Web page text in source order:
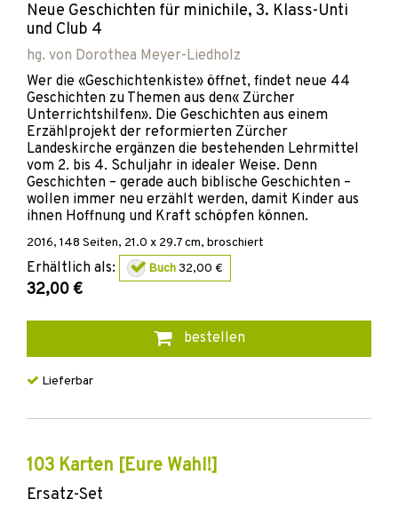
Neue Geschichten für minichile, 3. Klass-Unti
und Club 4
hg. von Dorothea Meyer-Liedholz
Wer die «Geschichtenkiste» öffnet, findet neue 44
Geschichten zu Themen aus den« Zürcher
Unterrichtshilfen». Die Geschichten aus einem
Erzählprojekt der reformierten Zürcher
Landeskirche ergänzen die bestehenden Lehrmittel
vom 2. bis 4. Schuljahr in idealer Weise. Denn
Geschichten – gerade auch biblische Geschichten –
wollen immer neu erzählt werden, damit Kinder aus
ihnen Hoffnung und Kraft schöpfen können.
2016, 148 Seiten, 21.0 x 29.7 cm, broschiert
Erhältlich als: Buch32,00 €
32,00 €
bestellen
Lieferbar
103 Karten [Eure Wahl!]
Ersatz-Set